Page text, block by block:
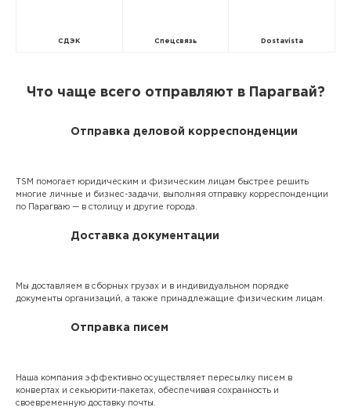
СДЭК Спецсвязь Dostavista
Что чаще всего отправляют в Парагвай?
Отправка деловой корреспонденции
TSM помогает юридическим и физическим лицам быстрее решить
многие личные и бизнес-задачи, выполняя отправку корреспонденции
по Парагваю — в столицу и другие города.
Доставка документации
Мы доставляем в сборных грузах и в индивидуальном порядке
документы организаций, а также принадлежащие физическим лицам.
Отправка писем
Наша компания эффективно осуществляет пересылку писем в
конвертах и секьюрити-пакетах, обеспечивая сохранность и
своевременную доставку почты.